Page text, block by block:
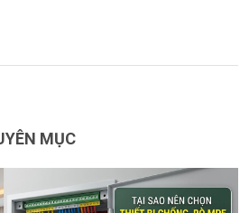
MỤC